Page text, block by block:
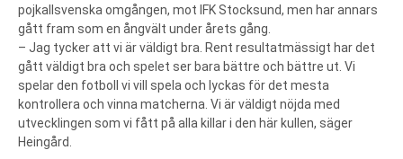
pojkallsvenska omgången, mot IFK Stocksund, men har annars
gått fram som en ångvält under årets gång.
– Jag tycker att vi är väldigt bra. Rent resultatmässigt har det
gått väldigt bra och spelet ser bara bättre och bättre ut. Vi
spelar den fotboll vi vill spela och lyckas för det mesta
kontrollera och vinna matcherna. Vi är väldigt nöjda med
utvecklingen som vi fått på alla killar i den här kullen, säger
Heingård.